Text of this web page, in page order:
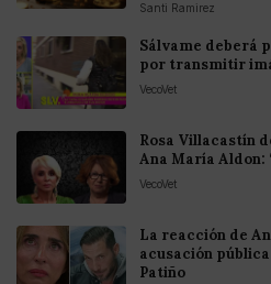
Santi Ramirez
Sálvame deberá
por transmitir
VecoVet
Rosa Villacastín
Ana María Aldon:
VecoVet
La reacción de
acusación
Patiño